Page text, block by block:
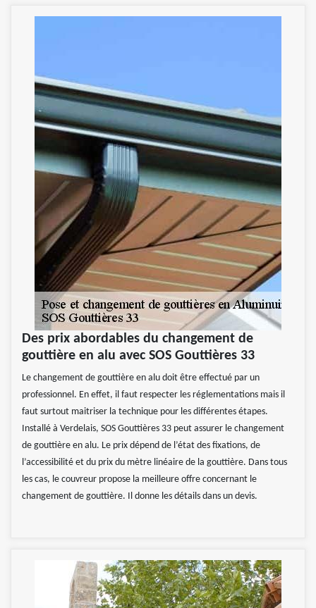
Des prix abordables du changement de
gouttière en alu avec SOS Gouttières 33
Le changement de gouttière en alu doit être effectué par un
professionnel. En effet, il faut respecter les réglementations mais il
faut surtout maitriser la technique pour les différentes étapes.
Installé à Verdelais, SOS Gouttières 33 peut assurer le changement
de gouttière en alu. Le prix dépend de l’état des fixations, de
l’accessibilité et du prix du mètre linéaire de la gouttière. Dans tous
les cas, le couvreur propose la meilleure offre concernant le
changement de gouttière. Il donne les détails dans un devis.